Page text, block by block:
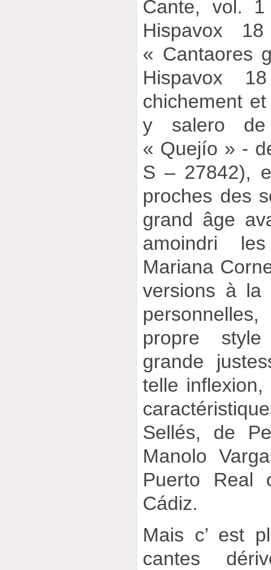
Cante, vol.
Hispavox
« Cantaores
Hispavox
chichement
y salero
« Quejío » -
S – 27842),
proches des
grand âge
amoindri
Mariana
versions à la
propre
grande
telle
Sellés, de
Manolo
Puerto Real
Cádiz.
Mais c’ est
cantes